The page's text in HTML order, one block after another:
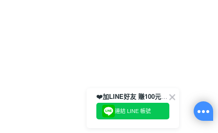
❤️加LINE好友 賺100元券！
連結 LINE 帳號